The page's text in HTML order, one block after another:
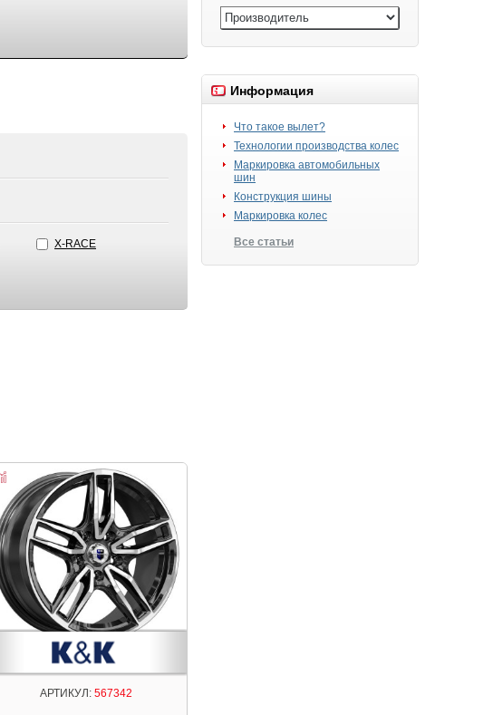
Информация
Что такое вылет?
Технологии производства колес
Маркировка автомобильных
шин
Конструкция шины
Маркировка колес
Все статьи
X-RACE
АРТИКУЛ: 567342